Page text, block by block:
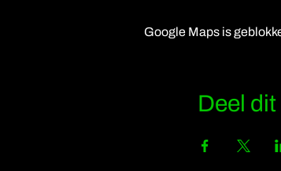
Google Maps is
Deel